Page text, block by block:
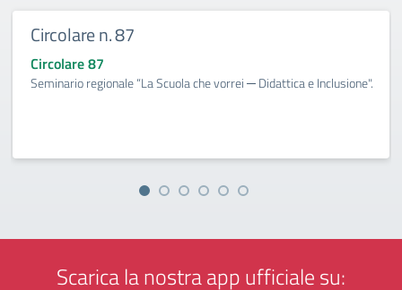
Circolare n. 87
Circolare 87
Seminario regionale “La Scuola che vorrei ─ Didattica e Inclusione".
Scarica la nostra app ufficiale su: